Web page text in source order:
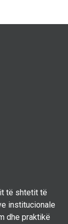
të shtetit të
institucionale
dhe praktikë